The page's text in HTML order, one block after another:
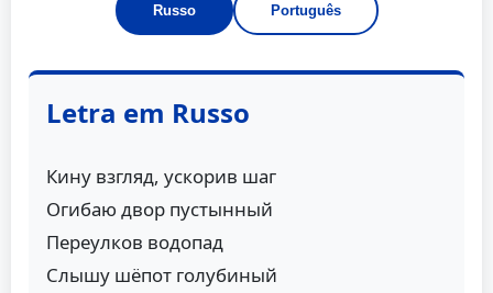
Russo Português
Letra em Russo
Кину взгляд, ускорив шаг
Огибаю двор пустынный
Переулков водопад
Слышу шёпот голубиный